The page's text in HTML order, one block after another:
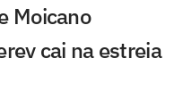
Moicano
cai na estreia